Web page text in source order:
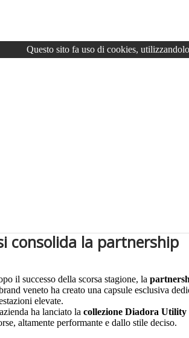
Questo sito fa uso di cookies,
consolida la partnership
il successo della scorsa stagione, la
veneto ha creato una capsule esclusiva
elevate.
ha lanciato la collezione Diadora Utility
altamente performante e dallo stile deciso.